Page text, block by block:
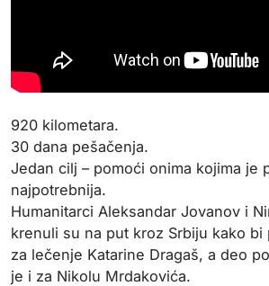
920 kilometara.
30 dana pešačenja.
Jedan cilj – pomoći onima kojima je
najpotrebnija.
Humanitarci Aleksandar Jovanov i
krenuli su na put kroz Srbiju kako bi
za lečenje Katarine Dragaš, a deo
je i za Nikolu Mrdakovića.